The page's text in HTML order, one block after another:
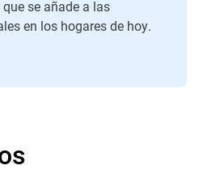
se añade a las
en los hogares de hoy.